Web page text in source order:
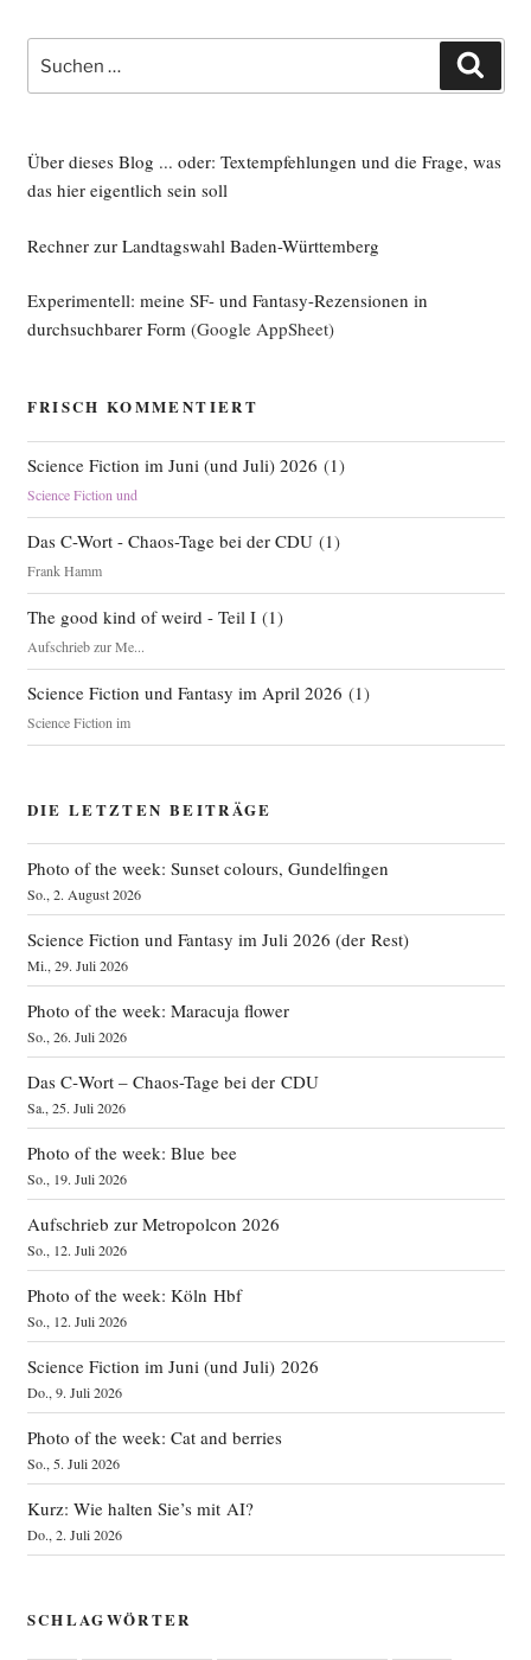
nach:
Über dieses Blog ... oder: Textempfehlungen und die Frage, was
das hier eigentlich sein soll
Rechner zur Landtagswahl Baden-Württemberg
Experimentell: meine SF- und Fantasy-Rezensionen in
durchsuchbarer Form(Google AppSheet)
FRISCH KOMMENTIERT
Science Fiction im Juni (und Juli) 2026 (1)
Science Fiction und
Das C-Wort - Chaos-Tage bei der CDU(1)
Frank Hamm
The good kind of weird - Teil I(1)
Aufschrieb zur Me...
Science Fiction und Fantasy im April 2026 (1)
Science Fiction im
DIE LETZTEN BEITRÄGE
Photo of the week: Sunset colours, Gundelfingen
So., 2. August 2026
Science Fiction und Fantasy im Juli 2026 (der Rest)
Mi., 29. Juli 2026
Photo of the week: Maracuja flower
So., 26. Juli 2026
Das C‑Wort – Chaos-Tage bei der CDU
Sa., 25. Juli 2026
Photo of the week: Blue bee
So., 19. Juli 2026
Aufschrieb zur Metropolcon 2026
So., 12. Juli 2026
Photo of the week: Köln Hbf
So., 12. Juli 2026
Science Fiction im Juni (und Juli) 2026
Do., 9. Juli 2026
Photo of the week: Cat and berries
So., 5. Juli 2026
Kurz: Wie halten Sie’s mit AI?
Do., 2. Juli 2026
SCHLAGWÖRTER